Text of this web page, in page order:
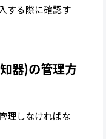
する際に確認す
器)の管理方
理しなければな